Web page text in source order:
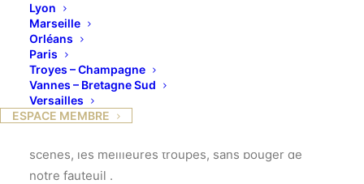
Lyon
Marseille
Orléans
Paris
Troyes – Champagne
Vannes – Bretagne Sud
Versailles
ESPACE MEMBRE
A 14 h
Ballet » MAYERLING » musique de Franz Litz.
Le mariage du ballet et du cinéma nous permet de
découvrir des œuvres prestigieuses présentées à
New York , Londres , Paris…..
scènes, les meilleures troupes, sans bouger de
notre fauteuil .